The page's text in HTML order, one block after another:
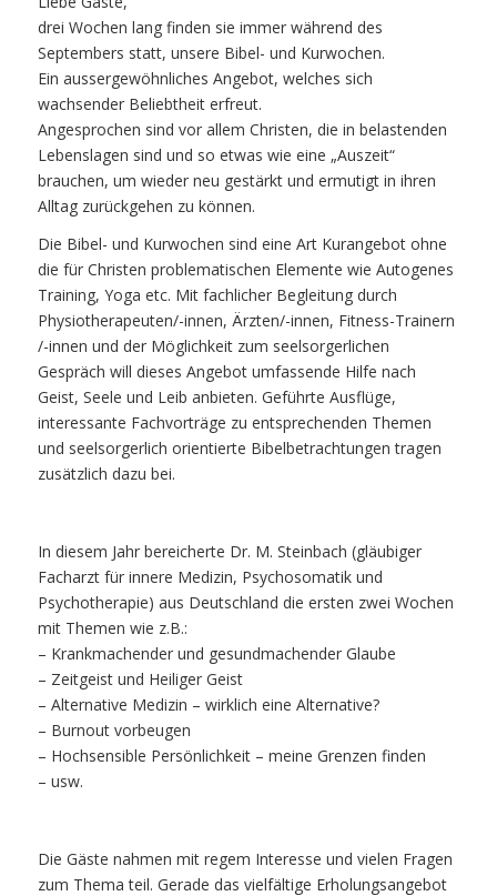
drei Wochen lang finden sie immer während des
Septembers statt, unsere Bibel- und Kurwochen.
Ein aussergewöhnliches Angebot, welches sich
wachsender Beliebtheit erfreut.
Angesprochen sind vor allem Christen, die in belastenden
Lebenslagen sind und so etwas wie eine „Auszeit“
brauchen, um wieder neu gestärkt und ermutigt in ihren
Alltag zurückgehen zu können.
Die Bibel- und Kurwochen sind eine Art Kurangebot ohne
die für Christen problematischen Elemente wie Autogenes
Training, Yoga etc. Mit fachlicher Begleitung durch
Physiotherapeuten/-innen, Ärzten/-innen, Fitness-Trainern
/-innen und der Möglichkeit zum seelsorgerlichen
Gespräch will dieses Angebot umfassende Hilfe nach
Geist, Seele und Leib anbieten. Geführte Ausflüge,
interessante Fachvorträge zu entsprechenden Themen
und seelsorgerlich orientierte Bibelbetrachtungen tragen
zusätzlich dazu bei.
In diesem Jahr bereicherte Dr. M. Steinbach (gläubiger
Facharzt für innere Medizin, Psychosomatik und
Psychotherapie) aus Deutschland die ersten zwei Wochen
mit Themen wie z.B.:
– Krankmachender und gesundmachender Glaube
– Zeitgeist und Heiliger Geist
– Alternative Medizin – wirklich eine Alternative?
– Burnout vorbeugen
– Hochsensible Persönlichkeit – meine Grenzen finden
– usw.
Die Gäste nahmen mit regem Interesse und vielen Fragen
zum Thema teil. Gerade das vielfältige Erholungsangebot